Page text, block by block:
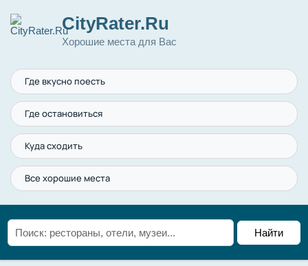
CityRater.Ru
Хорошие места для Вас
Где вкусно поесть
Где остановиться
Куда сходить
Все хорошие места